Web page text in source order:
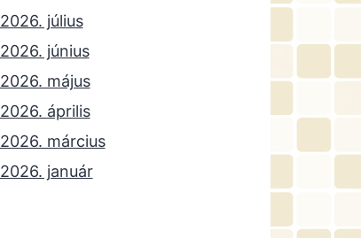
2026. július
2026. június
2026. május
2026. április
2026. március
2026. január